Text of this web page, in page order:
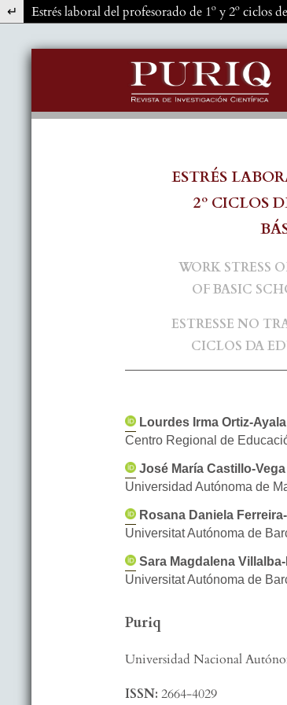
Volver a los detalles del artículo
Estrés laboral del profesorado de 1º y 2º ciclos